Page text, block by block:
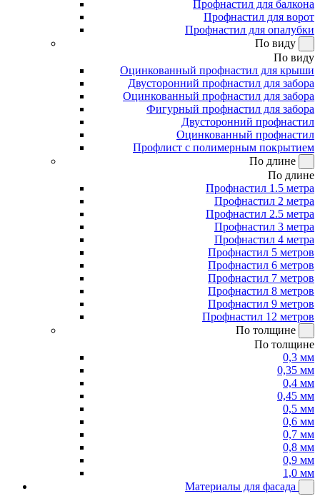
Профнастил для балкона
Профнастил для ворот
Профнастил для опалубки
По виду
По виду
Оцинкованный профнастил для крыши
Двусторонний профнастил для забора
Оцинкованный профнастил для забора
Фигурный профнастил для забора
Двусторонний профнастил
Оцинкованный профнастил
Профлист с полимерным покрытием
По длине
По длине
Профнастил 1.5 метра
Профнастил 2 метра
Профнастил 2.5 метра
Профнастил 3 метра
Профнастил 4 метра
Профнастил 5 метров
Профнастил 6 метров
Профнастил 7 метров
Профнастил 8 метров
Профнастил 9 метров
Профнастил 12 метров
По толщине
По толщине
0,3 мм
0,35 мм
0,4 мм
0,45 мм
0,5 мм
0,6 мм
0,7 мм
0,8 мм
0,9 мм
1,0 мм
Материалы для фасада